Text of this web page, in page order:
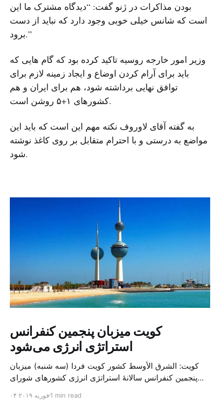
بودن مذاکرات در ژنو گفت: “دیدگاه مشترک ما این
است که شانس خیلی خوبی وجود دارد که نباید از دست
برود.”
وزیر امور خارجه روسیه تاکید کرده بود که گام هایی که
باید برای آرام کردن اوضاع و ایجاد زمینه لازم برای
توافق نهایی برداشته شود، هم برای ایران و هم
کشورهای ۱+۵ روشن است.
به گفته آقای لاوروف نکته مهم این است که باید این
مواضع به درستی و با احترام متقابل بر روی کاغذ نوشته
شود.
کویت میزبان پنجمین کنفرانس
استراتژی انرژی می‌شود
کویت: الشرق الأوسط کشور کویت فردا (سه شنبه) میزبان
پنجمین کنفرانس سالانهٔ استراتژی انرژی کشورهای شورای
متخصص از شرکت‌های جهانی نفت و گاز در این کنفرانس
۰۴ فوریه ۲۰۱۹1 min read